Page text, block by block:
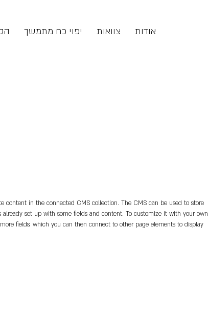
יפוי כח מתמשך צוואות אודות
content in the connected CMS collection. The CMS can be used to store
set up with some fields and content. To customize it with your own
fields, which you can then connect to other page elements to display